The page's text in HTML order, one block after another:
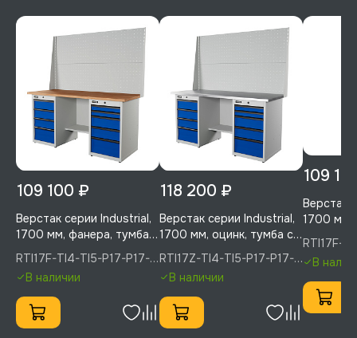
109 100 ₽
Верстак серии Industrial,
1700 мм, фанера, тумба с
4-мя ящиками + тумба с
5-ю ящиками, экран
1000, синий (светло-
серый), RUNTEC, RTI17F-
TI4-TI5-P17-P17-
5005(7035)
RTI17F-TI4-TI5-P17-P17-
5005(7035), RUNTEC
В наличии
118 200 ₽
Верстак серии Industrial,
1700 мм, оцинк, тумба с
4-мя ящиками + тумба с
5-ю ящиками, экран
1000, синий (светло-
серый) R, RUNTEC,
RTI17Z-TI4-TI5-P17-P17-
5005(7035)
RTI17Z-TI4-TI5-P17-P17-
5005(7035), RUNTEC
В наличии
109
Верстак
1700 мм,
4-мя
5-ю
1000,
P17-
RTI17F-
5005,
В